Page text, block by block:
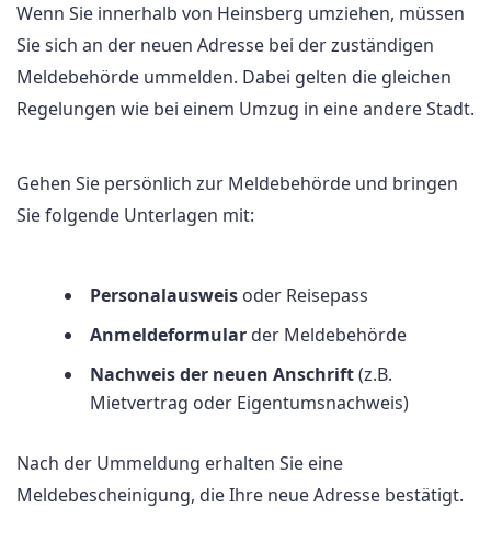
Wenn Sie innerhalb von Heinsberg umziehen, müssen
Sie sich an der neuen Adresse bei der zuständigen
Meldebehörde ummelden. Dabei gelten die gleichen
Regelungen wie bei einem Umzug in eine andere Stadt.
Gehen Sie persönlich zur Meldebehörde und bringen
Sie folgende Unterlagen mit:
Personalausweis oder Reisepass
Anmeldeformular der Meldebehörde
Nachweis der neuen Anschrift(z.B.
Mietvertrag oder Eigentumsnachweis)
Nach der Ummeldung erhalten Sie eine
Meldebescheinigung, die Ihre neue Adresse bestätigt.